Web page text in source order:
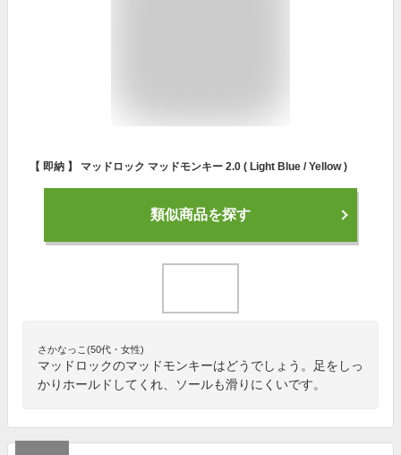
【 即納 】 マッドロック マッドモンキー 2.0 ( Light Blue / Yellow )
類似商品を探す
さかなっこ(50代・女性)
マッドロックのマッドモンキーはどうでしょう。足をしっ
かりホールドしてくれ、ソールも滑りにくいです。